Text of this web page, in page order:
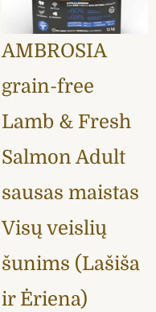
AMBROSIA
grain-free
Lamb & Fresh
Salmon Adult
sausas maistas
Visų veislių
šunims (Lašiša
ir Ėriena)
options
may
be
on
the
page